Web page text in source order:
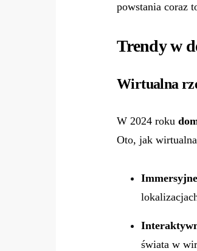
powstania coraz
Trendy w
Wirtualna
W 2024 roku
Oto, jak
świata w